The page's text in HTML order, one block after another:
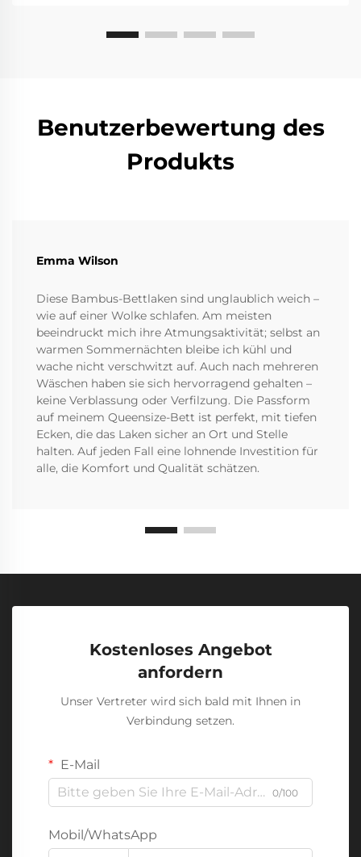
Benutzerbewertung des
Produkts
Emma Wilson
Diese Bambus-Bettlaken sind unglaublich weich –
wie auf einer Wolke schlafen. Am meisten
beeindruckt mich ihre Atmungsaktivität; selbst an
warmen Sommernächten bleibe ich kühl und
wache nicht verschwitzt auf. Auch nach mehreren
Wäschen haben sie sich hervorragend gehalten –
keine Verblassung oder Verfilzung. Die Passform
auf meinem Queensize-Bett ist perfekt, mit tiefen
Ecken, die das Laken sicher an Ort und Stelle
halten. Auf jeden Fall eine lohnende Investition für
alle, die Komfort und Qualität schätzen.
Kostenloses Angebot
anfordern
Unser Vertreter wird sich bald mit Ihnen in
Verbindung setzen.
E-Mail
0/100
Mobil/WhatsApp